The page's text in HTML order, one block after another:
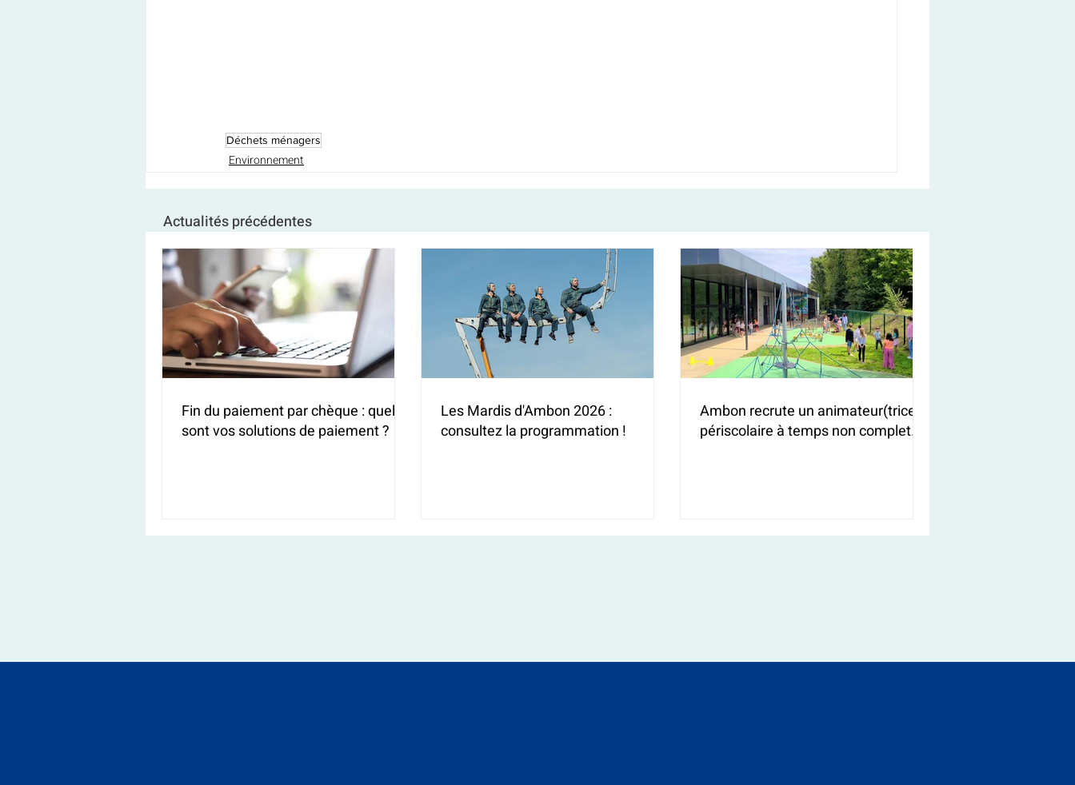
Déchets ménagers
Environnement
Actualités précédentes
Fin du paiement par chèque : quelles
sont vos solutions de paiement ?
Les Mardis d'Ambon 2026 :
consultez la programmation !
Ambon recrute un animateur(trice)
périscolaire à temps non complet